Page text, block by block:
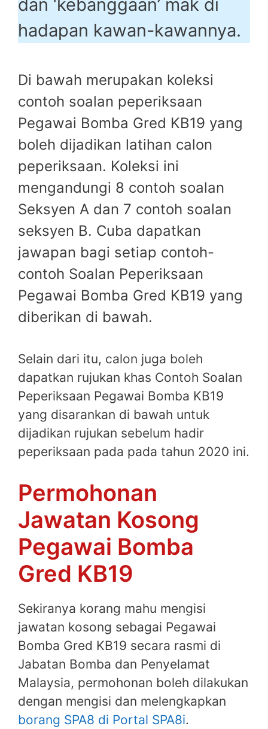
dan ‘kebanggaan’ mak di
hadapan kawan-kawannya.
Di bawah merupakan koleksi
contoh soalan peperiksaan
Pegawai Bomba Gred KB19 yang
boleh dijadikan latihan calon
peperiksaan. Koleksi ini
mengandungi 8 contoh soalan
Seksyen A dan 7 contoh soalan
seksyen B. Cuba dapatkan
jawapan bagi setiap contoh-
contoh Soalan Peperiksaan
Pegawai Bomba Gred KB19 yang
diberikan di bawah.
Selain dari itu, calon juga boleh
dapatkan rujukan khas Contoh Soalan
Peperiksaan Pegawai Bomba KB19
yang disarankan di bawah untuk
dijadikan rujukan sebelum hadir
peperiksaan pada pada tahun 2020 ini.
Permohonan
Jawatan Kosong
Pegawai Bomba
Gred KB19
Sekiranya korang mahu mengisi
jawatan kosong sebagai Pegawai
Bomba Gred KB19 secara rasmi di
Jabatan Bomba dan Penyelamat
Malaysia, permohonan boleh dilakukan
dengan mengisi dan melengkapkan
borang SPA8 di Portal SPA8i.